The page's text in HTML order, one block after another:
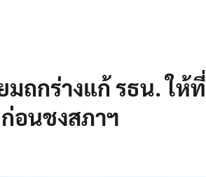
ยมถกร่างแก้ รธน. ให้ที่
อนชงสภาฯ